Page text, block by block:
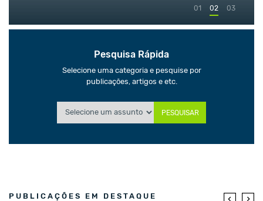
01 02 03
Pesquisa Rápida
Selecione uma categoria e pesquise por
publicações, artigos e etc.
PESQUISAR
PUBLICAÇÕES EM DESTAQUE